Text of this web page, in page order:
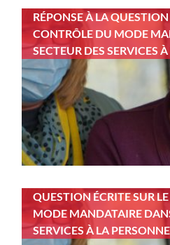
RÉPONSE À LA QUESTION
CONTRÔLE DU MODE
SECTEUR DES SERVICES
QUESTION ÉCRITE SUR
MODE MANDATAIRE
SERVICES À LA PERSONNE